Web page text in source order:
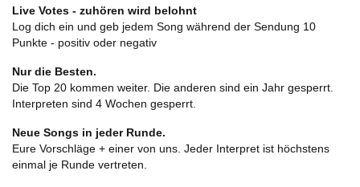
Live Votes - zuhören wird belohnt
Log dich ein und geb jedem Song während der Sendung 10
Punkte - positiv oder negativ
Nur die Besten.
Die Top 20 kommen weiter. Die anderen sind ein Jahr gesperrt.
Interpreten sind 4 Wochen gesperrt.
Neue Songs in jeder Runde.
Eure Vorschläge + einer von uns. Jeder Interpret ist höchstens
einmal je Runde vertreten.